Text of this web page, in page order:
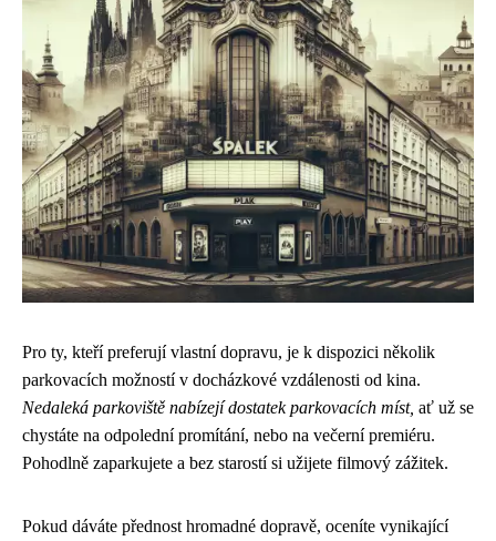
Pro ty, kteří preferují vlastní dopravu, je k dispozici několik
parkovacích možností v docházkové vzdálenosti od kina.
Nedaleká parkoviště nabízejí dostatek parkovacích míst, ať už se
chystáte na odpolední promítání, nebo na večerní premiéru.
Pohodlně zaparkujete a bez starostí si užijete filmový zážitek.
Pokud dáváte přednost hromadné dopravě, oceníte vynikající